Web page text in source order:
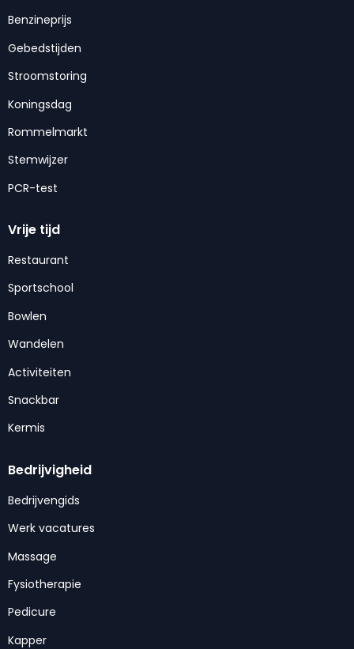
Benzineprijs
Gebedstijden
Stroomstoring
Koningsdag
Rommelmarkt
Stemwijzer
PCR-test
Vrije tijd
Restaurant
Sportschool
Bowlen
Wandelen
Activiteiten
Snackbar
Kermis
Bedrijvigheid
Bedrijvengids
Werk vacatures
Massage
Fysiotherapie
Pedicure
Kapper